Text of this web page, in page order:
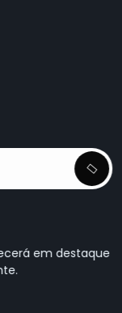
em destaque